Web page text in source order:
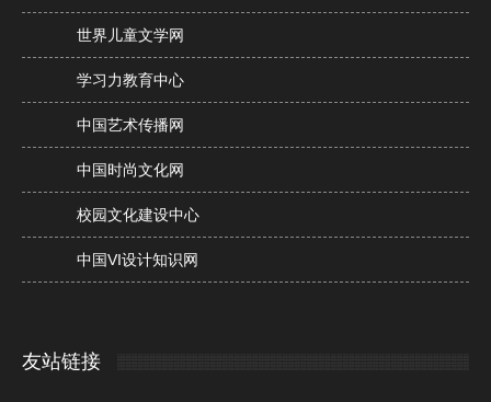
世界儿童文学网
学习力教育中心
中国艺术传播网
中国时尚文化网
校园文化建设中心
中国VI设计知识网
友站链接